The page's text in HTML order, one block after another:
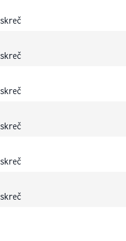
skreč
skreč
skreč
skreč
skreč
skreč